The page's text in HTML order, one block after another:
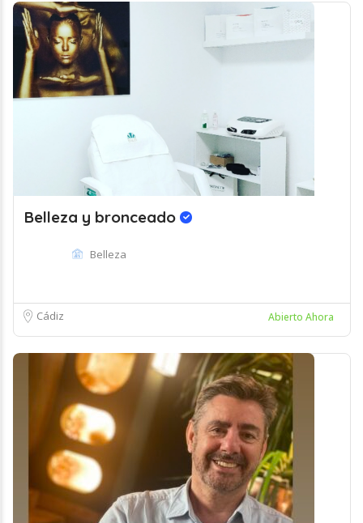
Belleza y bronceado
Belleza
Cádiz Abierto Ahora